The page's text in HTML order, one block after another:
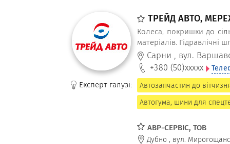
ТРЕЙД АВТО,
Колеса, покришки до
матеріалів.
Сарни , вул.
+380 (50)xxxxx
Експерт галузі: Автозапчастин до
Автогума, шини для
АВР-СЕРВІС, ТОВ
Дубно , вул.